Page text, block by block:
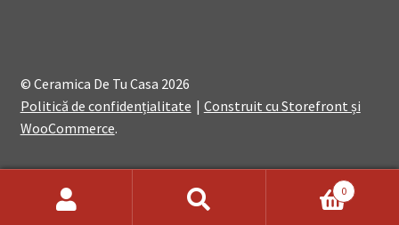
© Ceramica De Tu Casa 2026
Politică de confidențialitate
Construit cu Storefront și
WooCommerce.
0